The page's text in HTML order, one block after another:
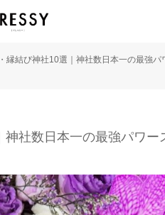
縁結び神社10選｜神社数日本一の最強パ
社数日本一の最強パワー